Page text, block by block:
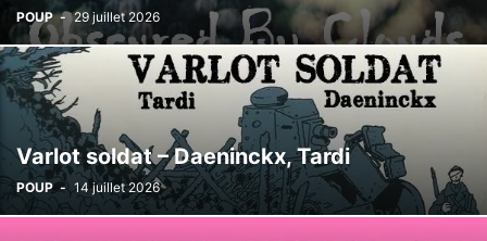
POUP - 29 juillet 2026
Varlot soldat – Daeninckx, Tardi
POUP - 14 juillet 2026